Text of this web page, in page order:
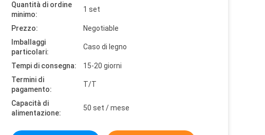
Quantità di ordine
minimo:
1 set
Prezzo:
Negotiable
Imballaggi
particolari:
Caso di legno
Tempi di consegna:
15-20 giorni
Termini di
pagamento:
T/T
Capacità di
alimentazione:
50 set / mese